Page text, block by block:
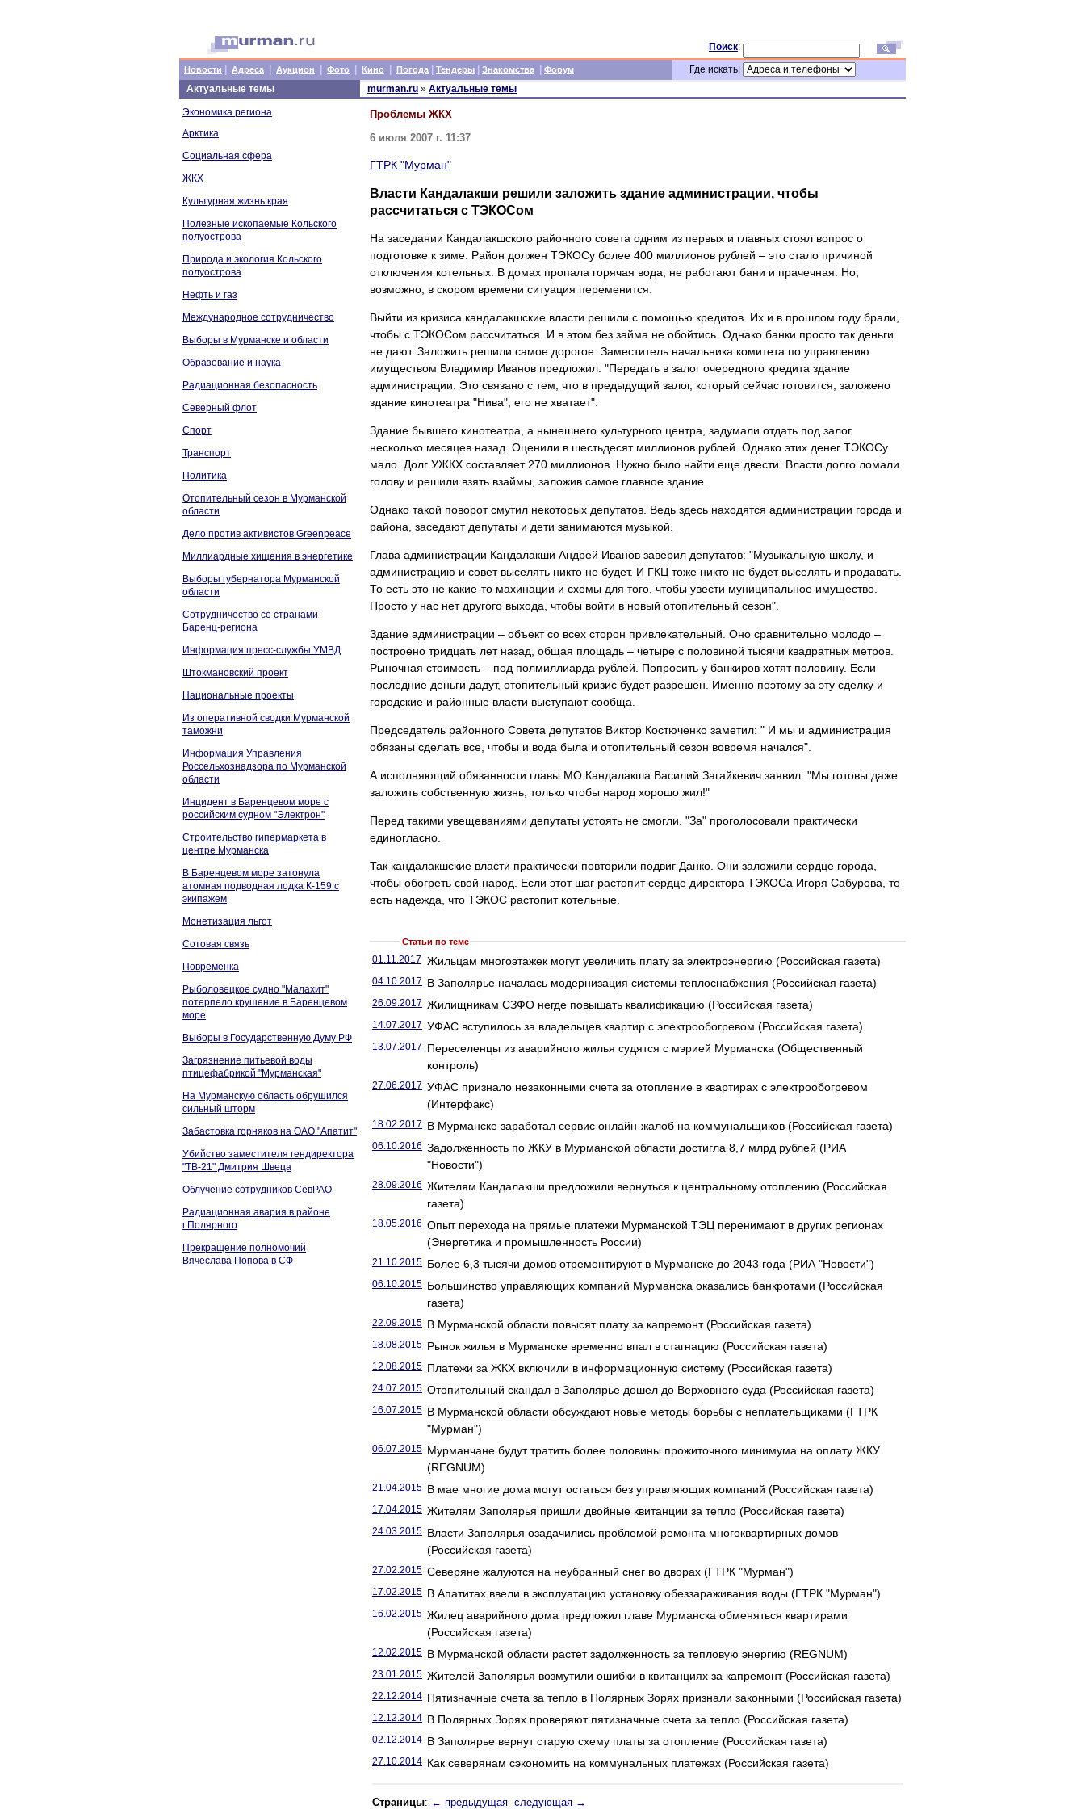
Поиск:
Новости Адреса Аукцион Фото Кино Погода Тендеры Знакомства Форум
Где искать:
Актуальные темы
Экономика региона
Арктика
Социальная сфера
ЖКХ
Культурная жизнь края
Полезные ископаемые Кольского
полуострова
Природа и экология Кольского
полуострова
Нефть и газ
Международное сотрудничество
Выборы в Мурманске и области
Образование и наука
Радиационная безопасность
Северный флот
Спорт
Транспорт
Политика
Отопительный сезон в Мурманской
области
Дело против активистов Greenpeace
Миллиардные хищения в энергетике
Выборы губернатора Мурманской
области
Сотрудничество со странами
Баренц-региона
Информация пресс-службы УМВД
Штокмановский проект
Национальные проекты
Из оперативной сводки Мурманской
таможни
Информация Управления
Россельхознадзора по Мурманской
области
Инцидент в Баренцевом море с
российским судном "Электрон"
Строительство гипермаркета в
центре Мурманска
В Баренцевом море затонула
атомная подводная лодка К-159 с
экипажем
Монетизация льгот
Сотовая связь
Повременка
Рыболовецкое судно "Малахит"
потерпело крушение в Баренцевом
море
Выборы в Государственную Думу РФ
Загрязнение питьевой воды
птицефабрикой "Мурманская"
На Мурманскую область обрушился
сильный шторм
Забастовка горняков на ОАО "Апатит"
Убийство заместителя гендиректора
"ТВ-21" Дмитрия Швеца
Облучение сотрудников СевРАО
Радиационная авария в районе
г.Полярного
Прекращение полномочий
Вячеслава Попова в СФ
murman.ru » Актуальные темы
Проблемы ЖКХ
6 июля 2007 г. 11:37
ГТРК "Мурман"
Власти Кандалакши решили заложить здание администрации, чтобы
рассчитаться с ТЭКОСом
На заседании Кандалакшского районного совета одним из первых и главных стоял вопрос о
подготовке к зиме. Район должен ТЭКОСу более 400 миллионов рублей – это стало причиной
отключения котельных. В домах пропала горячая вода, не работают бани и прачечная. Но,
возможно, в скором времени ситуация переменится.
Выйти из кризиса кандалакшские власти решили с помощью кредитов. Их и в прошлом году брали,
чтобы с ТЭКОСом рассчитаться. И в этом без займа не обойтись. Однако банки просто так деньги
не дают. Заложить решили самое дорогое. Заместитель начальника комитета по управлению
имуществом Владимир Иванов предложил: "Передать в залог очередного кредита здание
администрации. Это связано с тем, что в предыдущий залог, который сейчас готовится, заложено
здание кинотеатра "Нива", его не хватает".
Здание бывшего кинотеатра, а нынешнего культурного центра, задумали отдать под залог
несколько месяцев назад. Оценили в шестьдесят миллионов рублей. Однако этих денег ТЭКОСу
мало. Долг УЖКХ составляет 270 миллионов. Нужно было найти еще двести. Власти долго ломали
голову и решили взять взаймы, заложив самое главное здание.
Однако такой поворот смутил некоторых депутатов. Ведь здесь находятся администрации города и
района, заседают депутаты и дети занимаются музыкой.
Глава администрации Кандалакши Андрей Иванов заверил депутатов: "Музыкальную школу, и
администрацию и совет выселять никто не будет. И ГКЦ тоже никто не будет выселять и продавать.
То есть это не какие-то махинации и схемы для того, чтобы увести муниципальное имущество.
Просто у нас нет другого выхода, чтобы войти в новый отопительный сезон".
Здание администрации – объект со всех сторон привлекательный. Оно сравнительно молодо –
построено тридцать лет назад, общая площадь – четыре с половиной тысячи квадратных метров.
Рыночная стоимость – под полмиллиарда рублей. Попросить у банкиров хотят половину. Если
последние деньги дадут, отопительный кризис будет разрешен. Именно поэтому за эту сделку и
городские и районные власти выступают сообща.
Председатель районного Совета депутатов Виктор Костюченко заметил: " И мы и администрация
обязаны сделать все, чтобы и вода была и отопительный сезон вовремя начался".
А исполняющий обязанности главы МО Кандалакша Василий Загайкевич заявил: "Мы готовы даже
заложить собственную жизнь, только чтобы народ хорошо жил!"
Перед такими увещеваниями депутаты устоять не смогли. "За" проголосовали практически
единогласно.
Так кандалакшские власти практически повторили подвиг Данко. Они заложили сердце города,
чтобы обогреть свой народ. Если этот шаг растопит сердце директора ТЭКОСа Игоря Сабурова, то
есть надежда, что ТЭКОС растопит котельные.
Статьи по теме
01.11.2017 Жильцам многоэтажек могут увеличить плату за электроэнергию (Российская газета)
04.10.2017 В Заполярье началась модернизация системы теплоснабжения (Российская газета)
26.09.2017 Жилищникам СЗФО негде повышать квалификацию (Российская газета)
14.07.2017 УФАС вступилось за владельцев квартир с электрообогревом (Российская газета)
13.07.2017 Переселенцы из аварийного жилья судятся с мэрией Мурманска (Общественный
контроль)
27.06.2017 УФАС признало незаконными счета за отопление в квартирах с электрообогревом
(Интерфакс)
18.02.2017 В Мурманске заработал сервис онлайн-жалоб на коммунальщиков (Российская газета)
06.10.2016 Задолженность по ЖКУ в Мурманской области достигла 8,7 млрд рублей (РИА
"Новости")
28.09.2016 Жителям Кандалакши предложили вернуться к центральному отоплению (Российская
газета)
18.05.2016 Опыт перехода на прямые платежи Мурманской ТЭЦ перенимают в других регионах
(Энергетика и промышленность России)
21.10.2015 Более 6,3 тысячи домов отремонтируют в Мурманске до 2043 года (РИА "Новости")
06.10.2015 Большинство управляющих компаний Мурманска оказались банкротами (Российская
газета)
22.09.2015 В Мурманской области повысят плату за капремонт (Российская газета)
18.08.2015 Рынок жилья в Мурманске временно впал в стагнацию (Российская газета)
12.08.2015 Платежи за ЖКХ включили в информационную систему (Российская газета)
24.07.2015 Отопительный скандал в Заполярье дошел до Верховного суда (Российская газета)
16.07.2015 В Мурманской области обсуждают новые методы борьбы с неплательщиками (ГТРК
"Мурман")
06.07.2015 Мурманчане будут тратить более половины прожиточного минимума на оплату ЖКУ
(REGNUM)
21.04.2015 В мае многие дома могут остаться без управляющих компаний (Российская газета)
17.04.2015 Жителям Заполярья пришли двойные квитанции за тепло (Российская газета)
24.03.2015 Власти Заполярья озадачились проблемой ремонта многоквартирных домов
(Российская газета)
27.02.2015 Северяне жалуются на неубранный снег во дворах (ГТРК "Мурман")
17.02.2015 В Апатитах ввели в эксплуатацию установку обеззараживания воды (ГТРК "Мурман")
16.02.2015 Жилец аварийного дома предложил главе Мурманска обменяться квартирами
(Российская газета)
12.02.2015 В Мурманской области растет задолженность за тепловую энергию (REGNUM)
23.01.2015 Жителей Заполярья возмутили ошибки в квитанциях за капремонт (Российская газета)
22.12.2014 Пятизначные счета за тепло в Полярных Зорях признали законными (Российская газета)
12.12.2014 В Полярных Зорях проверяют пятизначные счета за тепло (Российская газета)
02.12.2014 В Заполярье вернут старую схему платы за отопление (Российская газета)
27.10.2014 Как северянам сэкономить на коммунальных платежах (Российская газета)
Страницы: ← предыдущая следующая →